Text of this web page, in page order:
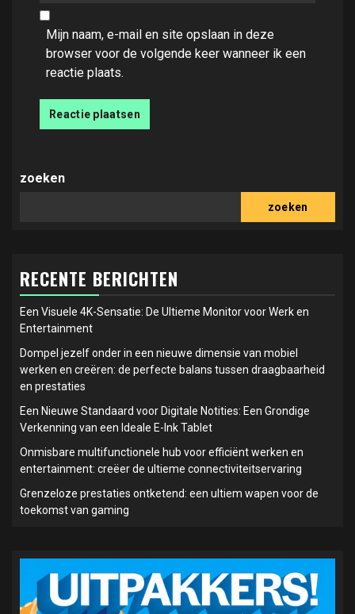
Mijn naam, e-mail en site opslaan in deze
browser voor de volgende keer wanneer ik een
reactie plaats.
zoeken
zoeken
RECENTE BERICHTEN
Een Visuele 4K-Sensatie: De Ultieme Monitor voor Werk en
Entertainment
Dompel jezelf onder in een nieuwe dimensie van mobiel
werken en creëren: de perfecte balans tussen draagbaarheid
en prestaties
Een Nieuwe Standaard voor Digitale Notities: Een Grondige
Verkenning van een Ideale E-Ink Tablet
Onmisbare multifunctionele hub voor efficiënt werken en
entertainment: creëer de ultieme connectiviteitservaring
Grenzeloze prestaties ontketend: een ultiem wapen voor de
toekomst van gaming